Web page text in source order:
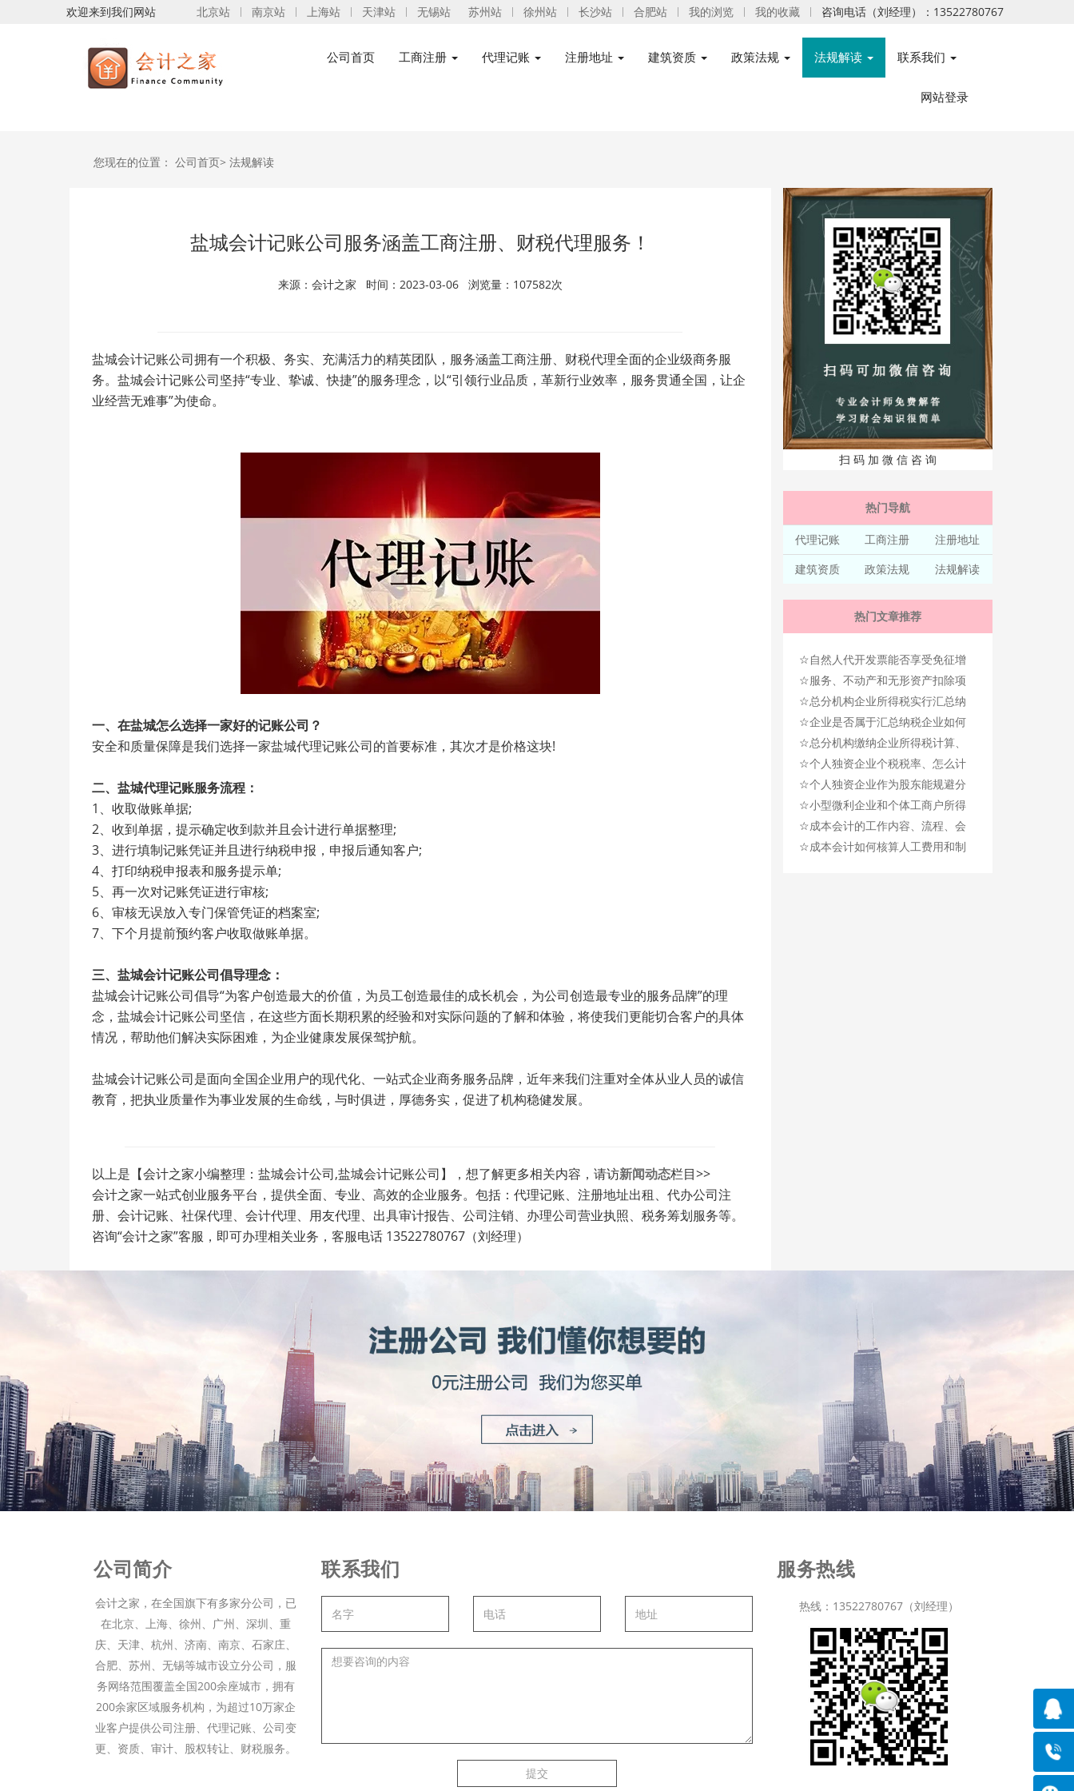
欢迎来到我们网站 北京站 南京站 上海站 天津站 无锡站 苏州站 徐州站 长沙站 合肥站 我的浏览 我的收藏 咨询电话（刘经理）：13522780767
公司首页 工商注册 代理记账 注册地址 建筑资质 政策法规 法规解读 联系我们
网站登录
您现在的位置： 公司首页> 法规解读
盐城会计记账公司服务涵盖工商注册、财税代理服务！
来源：会计之家 时间：2023-03-06 浏览量：107582次
盐城会计记账公司拥有一个积极、务实、充满活力的精英团队，服务涵盖工商注册、财税代理全面的企业级商务服
务。盐城会计记账公司坚持“专业、挚诚、快捷”的服务理念，以“引领行业品质，革新行业效率，服务贯通全国，让企
业经营无难事”为使命。
一、在盐城怎么选择一家好的记账公司？
安全和质量保障是我们选择一家盐城代理记账公司的首要标准，其次才是价格这块!
二、盐城代理记账服务流程：
1、收取做账单据;
2、收到单据，提示确定收到款并且会计进行单据整理;
3、进行填制记账凭证并且进行纳税申报，申报后通知客户;
4、打印纳税申报表和服务提示单;
5、再一次对记账凭证进行审核;
6、审核无误放入专门保管凭证的档案室;
7、下个月提前预约客户收取做账单据。
三、盐城会计记账公司倡导理念：
盐城会计记账公司倡导“为客户创造最大的价值，为员工创造最佳的成长机会，为公司创造最专业的服务品牌”的理
念，盐城会计记账公司坚信，在这些方面长期积累的经验和对实际问题的了解和体验，将使我们更能切合客户的具体
情况，帮助他们解决实际困难，为企业健康发展保驾护航。
盐城会计记账公司是面向全国企业用户的现代化、一站式企业商务服务品牌，近年来我们注重对全体从业人员的诚信
教育，把执业质量作为事业发展的生命线，与时俱进，厚德务实，促进了机构稳健发展。
以上是【会计之家小编整理：盐城会计公司,盐城会计记账公司】，想了解更多相关内容，请访新闻动态栏目>>
会计之家一站式创业服务平台，提供全面、专业、高效的企业服务。包括：代理记账、注册地址出租、代办公司注
册、会计记账、社保代理、会计代理、用友代理、出具审计报告、公司注销、办理公司营业执照、税务筹划服务等。
咨询“会计之家”客服，即可办理相关业务，客服电话 13522780767（刘经理）
扫 码 加 微 信 咨 询
热门导航
代理记账 工商注册
注册地址
建筑资质
政策法规 法规解读
热门文章推荐
☆ 自然人代开发票能否享受免征增
值税优惠政策？
☆服务、不动产和无形资产扣除项
目是什么意思？包括哪些行业？
☆总分机构企业所得税实行汇总纳
税属于法定的税收征管办法
☆企业是否属于汇总纳税企业如何
判断?
☆总分机构缴纳企业所得税计算、
政策、解析、举例
☆个人独资企业个税税率、怎么计
算？要交哪些税？
☆个人独资企业作为股东能规避分
红个税吗？
☆小型微利企业和个体工商户所得
税优惠政策（汇总）
☆成本会计的工作内容、流程、会
计分录、核算方法
☆成本会计如何核算人工费用和制
公司简介
会计之家，在全国旗下有多家分公司，已
在北京、上海、徐州、广州、深圳、重
庆、天津、杭州、济南、南京、石家庄、
合肥、苏州、无锡等城市设立分公司，服
务网络范围覆盖全国200余座城市，拥有
200余家区域服务机构，为超过10万家企
业客户提供公司注册、代理记账、公司变
更、资质、审计、股权转让、财税服务。
联系我们
提交
服务热线
热线：13522780767（刘经理）